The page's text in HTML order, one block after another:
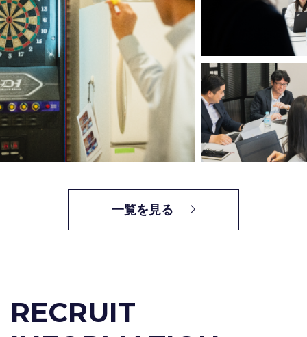
一覧を見る
RECRUIT